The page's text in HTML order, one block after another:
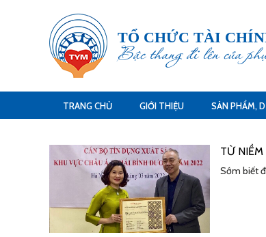
TỔ CHỨC TÀI
Bậc thang đi lên của
TRANG CHỦ GIỚI THIỆU SẢN PHẨM,
TỪ
Sớm biết